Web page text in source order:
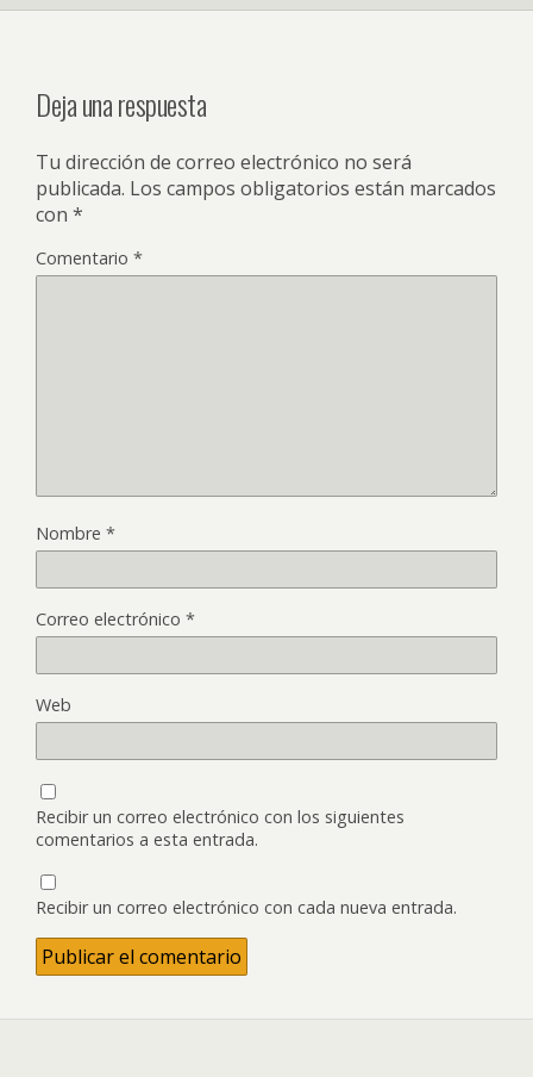
Deja una respuesta
Tu dirección de correo electrónico no será
publicada. Los campos obligatorios están marcados
con *
Comentario *
Nombre *
Correo electrónico *
Web
Recibir un correo electrónico con los siguientes
comentarios a esta entrada.
Recibir un correo electrónico con cada nueva entrada.